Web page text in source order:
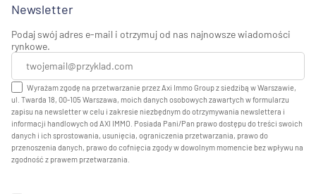
Newsletter
Podaj swój adres e-mail i otrzymuj od nas najnowsze wiadomości
rynkowe.
Wyrażam zgodę na przetwarzanie przez Axi Immo Group z siedzibą w Warszawie,
ul. Twarda 18, 00-105 Warszawa, moich danych osobowych zawartych w formularzu
zapisu na newsletter w celu i zakresie niezbędnym do otrzymywania newslettera i
informacji handlowych od AXI IMMO. Posiada Pani/Pan prawo dostępu do treści swoich
danych i ich sprostowania, usunięcia, ograniczenia przetwarzania, prawo do
przenoszenia danych, prawo do cofnięcia zgody w dowolnym momencie bez wpływu na
zgodność z prawem przetwarzania.